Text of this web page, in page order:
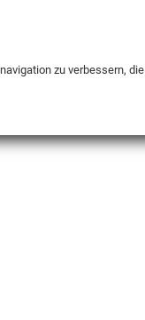
zu verbessern, die